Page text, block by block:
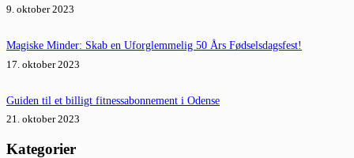
9. oktober 2023
Magiske Minder: Skab en Uforglemmelig 50 Års Fødselsdagsfest!
17. oktober 2023
Guiden til et billigt fitnessabonnement i Odense
21. oktober 2023
Kategorier